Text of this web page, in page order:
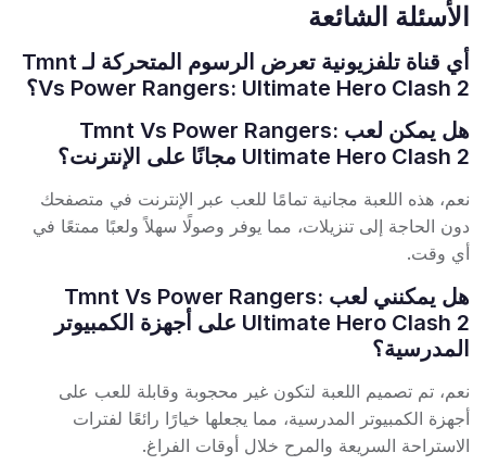
الأسئلة الشائعة
أي قناة تلفزيونية تعرض الرسوم المتحركة لـ Tmnt
Vs Power Rangers: Ultimate Hero Clash 2؟
هل يمكن لعب Tmnt Vs Power Rangers:
Ultimate Hero Clash 2 مجانًا على الإنترنت؟
نعم، هذه اللعبة مجانية تمامًا للعب عبر الإنترنت في متصفحك
دون الحاجة إلى تنزيلات، مما يوفر وصولًا سهلاً ولعبًا ممتعًا في
أي وقت.
هل يمكنني لعب Tmnt Vs Power Rangers:
Ultimate Hero Clash 2 على أجهزة الكمبيوتر
المدرسية؟
نعم، تم تصميم اللعبة لتكون غير محجوبة وقابلة للعب على
أجهزة الكمبيوتر المدرسية، مما يجعلها خيارًا رائعًا لفترات
الاستراحة السريعة والمرح خلال أوقات الفراغ.